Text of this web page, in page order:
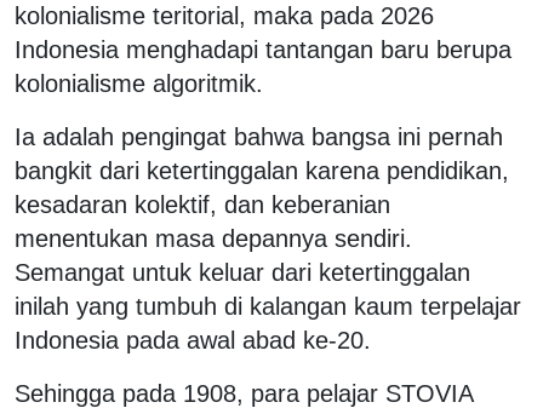
kolonialisme teritorial, maka pada 2026
Indonesia menghadapi tantangan baru berupa
kolonialisme algoritmik.
Ia adalah pengingat bahwa bangsa ini pernah
bangkit dari ketertinggalan karena pendidikan,
kesadaran kolektif, dan keberanian
menentukan masa depannya sendiri.
Semangat untuk keluar dari ketertinggalan
inilah yang tumbuh di kalangan kaum terpelajar
Indonesia pada awal abad ke-20.
Sehingga pada 1908, para pelajar STOVIA